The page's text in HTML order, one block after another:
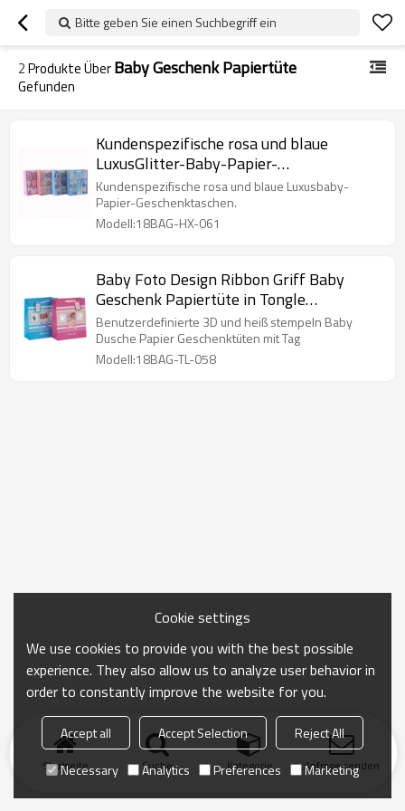
Bitte geben Sie einen Suchbegriff ein
2Produkte ÜberBaby Geschenk Papiertüte
Gefunden
Kundenspezifische rosa und blaue
LuxusGlitter-Baby-Papier-
Geschenktaschen mit 4 Entwürfen
sortierten in der Tongle Verpackung
Kundenspezifische rosa und blaue Luxusbaby-
Papier-Geschenktaschen.
Modell:18BAG-HX-061
Baby Foto Design Ribbon Griff Baby
Geschenk Papiertüte in Tongle
Verpackung
Benutzerdefinierte 3D und heiß stempeln Baby
Dusche Papier Geschenktüten mit Tag
Modell:18BAG-TL-058
Startseite Suche Kategorie Anfrage senden
Cookie settings
We use cookies to provide you with the best possible
experience. They also allow us to analyze user behavior in
order to constantly improve the website for you.
Accept all Accept Selection
Reject All
Necessary
Analytics Preferences Marketing